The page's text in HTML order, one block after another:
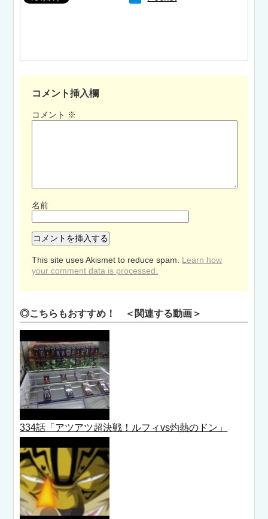
コメント挿入欄
コメント ※
名前
This site uses Akismet to reduce spam. Learn how
your comment data is processed.
◎こちらもおすすめ！ ＜関連する動画＞
334話「アツアツ超決戦！ルフィvs灼熱のドン」